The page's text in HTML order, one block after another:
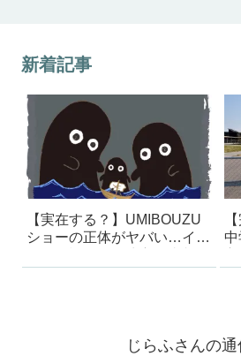
新着記事
【実在する？】UMIBOUZU
ショーの正体がヤバい…イン
じらふさんの通